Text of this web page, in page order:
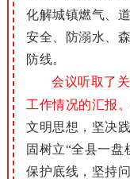
化解城镇燃气、
安全、防溺水、
防线。
会议听取了
工作情况的汇报。
文明思想，坚决
固树立“全县一盘
保护底线，坚持